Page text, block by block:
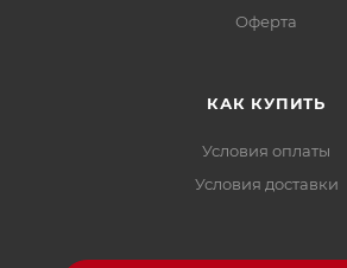
Офертa
КАК КУПИТЬ
Условия оплаты
Условия доставки